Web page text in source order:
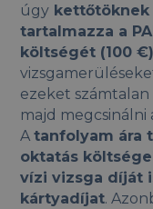
úgy kettőtöknek
tartalmazza a
költségét (100 €)
ezeket
majd megcsinálni
Atanfolyam ára
oktatás
vízi vizsga díját
kártyadíjat.